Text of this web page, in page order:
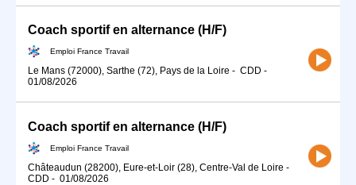
Coach sportif en alternance (H/F)
Emploi France Travail
Le Mans (72000), Sarthe (72), Pays de la Loire - CDD -
01/08/2026
Coach sportif en alternance (H/F)
Emploi France Travail
Châteaudun (28200), Eure-et-Loir (28), Centre-Val de Loire -
CDD - 01/08/2026